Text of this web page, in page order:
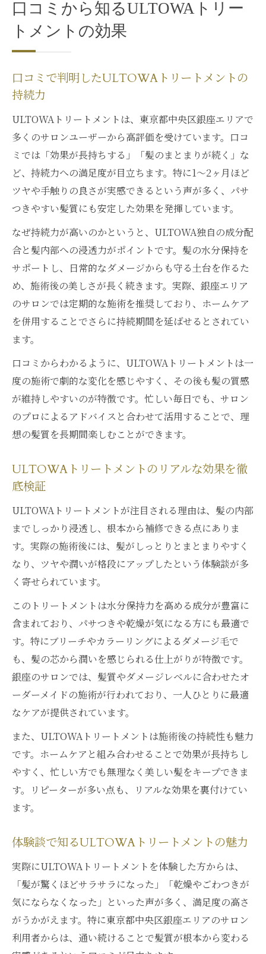
口コミから知るULTOWAトリー
トメントの効果
口コミで判明したULTOWAトリートメントの
持続力
ULTOWAトリートメントは、東京都中央区銀座エリアで
多くのサロンユーザーから高評価を受けています。口コ
ミでは「効果が長持ちする」「髪のまとまりが続く」な
ど、持続力への満足度が目立ちます。特に1〜2ヶ月ほど
ツヤや手触りの良さが実感できるという声が多く、パサ
つきやすい髪質にも安定した効果を発揮しています。
なぜ持続力が高いのかというと、ULTOWA独自の成分配
合と髪内部への浸透力がポイントです。髪の水分保持を
サポートし、日常的なダメージからも守る土台を作るた
め、施術後の美しさが長く続きます。実際、銀座エリア
のサロンでは定期的な施術を推奨しており、ホームケア
を併用することでさらに持続期間を延ばせるとされてい
ます。
口コミからわかるように、ULTOWAトリートメントは一
度の施術で劇的な変化を感じやすく、その後も髪の質感
が維持しやすいのが特徴です。忙しい毎日でも、サロン
のプロによるアドバイスと合わせて活用することで、理
想の髪質を長期間楽しむことができます。
ULTOWAトリートメントのリアルな効果を徹
底検証
ULTOWAトリートメントが注目される理由は、髪の内部
までしっかり浸透し、根本から補修できる点にありま
す。実際の施術後には、髪がしっとりとまとまりやすく
なり、ツヤや潤いが格段にアップしたという体験談が多
く寄せられています。
このトリートメントは水分保持力を高める成分が豊富に
含まれており、パサつきや乾燥が気になる方にも最適で
す。特にブリーチやカラーリングによるダメージ毛で
も、髪の芯から潤いを感じられる仕上がりが特徴です。
銀座のサロンでは、髪質やダメージレベルに合わせたオ
ーダーメイドの施術が行われており、一人ひとりに最適
なケアが提供されています。
また、ULTOWAトリートメントは施術後の持続性も魅力
です。ホームケアと組み合わせることで効果が長持ちし
やすく、忙しい方でも無理なく美しい髪をキープできま
す。リピーターが多い点も、リアルな効果を裏付けてい
ます。
体験談で知るULTOWAトリートメントの魅力
実際にULTOWAトリートメントを体験した方からは、
「髪が驚くほどサラサラになった」「乾燥やごわつきが
気にならなくなった」といった声が多く、満足度の高さ
がうかがえます。特に東京都中央区銀座エリアのサロン
利用者からは、通い続けることで髪質が根本から変わる